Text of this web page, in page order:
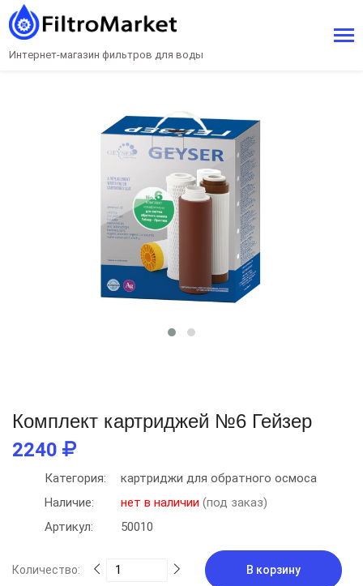
Интернет-магазин фильтров для воды
Комплект картриджей №6 Гейзер
2240
Категория:
картриджи для обратного осмоса
Наличие:
нет в наличии (под заказ)
Артикул:
50010
Количество: В корзину